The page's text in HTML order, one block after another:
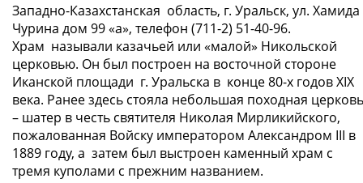
Западно-Казахстанская область, г. Уральск, ул. Хамида
Чурина дом 99 «а», телефон (711-2) 51-40-96.
Храм называли казачьей или «малой» Никольской
церковью. Он был построен на восточной стороне
Иканской площади г. Уральска в конце 80-х годов ХIХ
века. Ранее здесь стояла небольшая походная церковь
– шатер в честь святителя Николая Мирликийского,
пожалованная Войску императором Александром III в
1889 году, а затем был выстроен каменный храм с
тремя куполами с прежним названием.